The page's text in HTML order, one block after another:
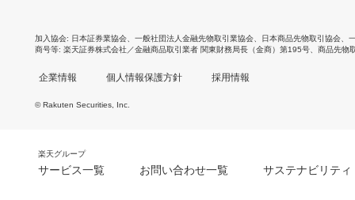
加入協会 日本証券業協会 一般社団法人金融先物取引業協会 日本商品先物取引協会
商号等 楽天証券株式会社／金融商品取引業者 関東財務局長（金商）第195号、商品先物
企業情報 個人情報保護方針 採用情報
© Rakuten Securities, Inc.
楽天グループ
サービス一覧 お問い合わせ一覧 サステナビリティ